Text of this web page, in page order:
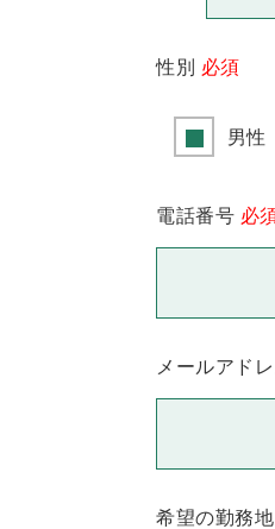
性別 必須
男性
電話番号 必
メールアド
希望の勤務地